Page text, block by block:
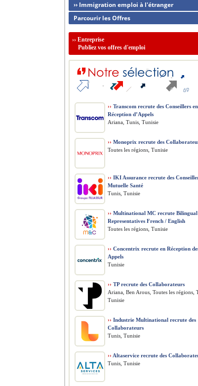
›› Immigration emploi à l'étranger
Parcourir les Offres
›› Entreprise
Publiez vos offres d'emploi
›› Transcom recrute des Conseillers en
Réception d’Appels
Ariana, Tunis, Tunisie
›› Monoprix recrute des
Toutes les régions, Tunisie
›› IKI Assurance recrute des
Mutuelle Santé
Tunis, Tunisie
›› Multinational MC recrute Bilingual
Representatives French / English
Toutes les régions, Tunisie
›› Concentrix recrute en Réception
Appels
Tunisie
›› TP recrute des Collaborateurs
Ariana, Ben Arous, Toutes les régions,
Tunisie
›› Industrie Multinational recrute des
Collaborateurs
Tunis, Tunisie
›› Altaservice recrute des
Tunis, Tunisie